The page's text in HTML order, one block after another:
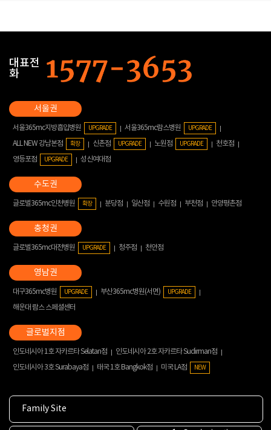
대표전
화
서울365mc지방흡입병원 UPGRADE 서울365mc람스병원 UPGRADE
ALL NEW 강남본점 확장 신촌점 UPGRADE 노원점 UPGRADE
천호점
영등포점
UPGRADE 성신여대점
글로벌365mc인천병원 확장 분당점 일산점 수원점 부천점 안양평촌점
글로벌365mc대전병원 UPGRADE 청주점 천안점
대구365mc병원 UPGRADE 부산365mc병원(서면) UPGRADE
해운대 람스 스페셜센터
인도네시아 1호 자카르타 Selatan점
인도네시아 2호 자카르타 Sudirman점
인도네시아 3호 Surabaya점
태국 1호 Bangkok점 미국 LA점 NEW
Family Site